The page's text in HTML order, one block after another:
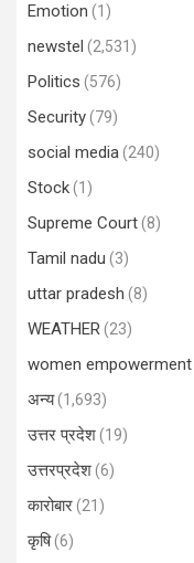
Emotion (1)
newstel (2,531)
Politics (576)
Security(79)
social media(240)
Stock(1)
Supreme Court(8)
Tamil nadu (3)
uttar pradesh (8)
WEATHER(23)
women empowerment
अन्य(1,693)
उत्तर प्रदेश(19)
उत्तरप्रदेश(6)
कारोबार(21)
कृषि(6)